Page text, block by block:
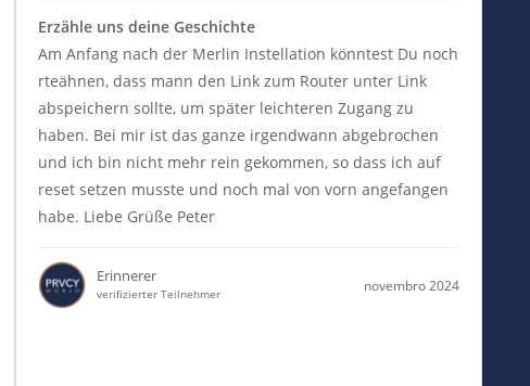
Erzähle uns deine Geschichte
Am Anfang nach der Merlin Instellation könntest Du noch
rteähnen, dass mann den Link zum Router unter Link
abspeichern sollte, um später leichteren Zugang zu
haben. Bei mir ist das ganze irgendwann abgebrochen
und ich bin nicht mehr rein gekommen, so dass ich auf
reset setzen musste und noch mal von vorn angefangen
habe. Liebe Grüße Peter
Erinnerer
verifizierter Teilnehmer
novembro 2024